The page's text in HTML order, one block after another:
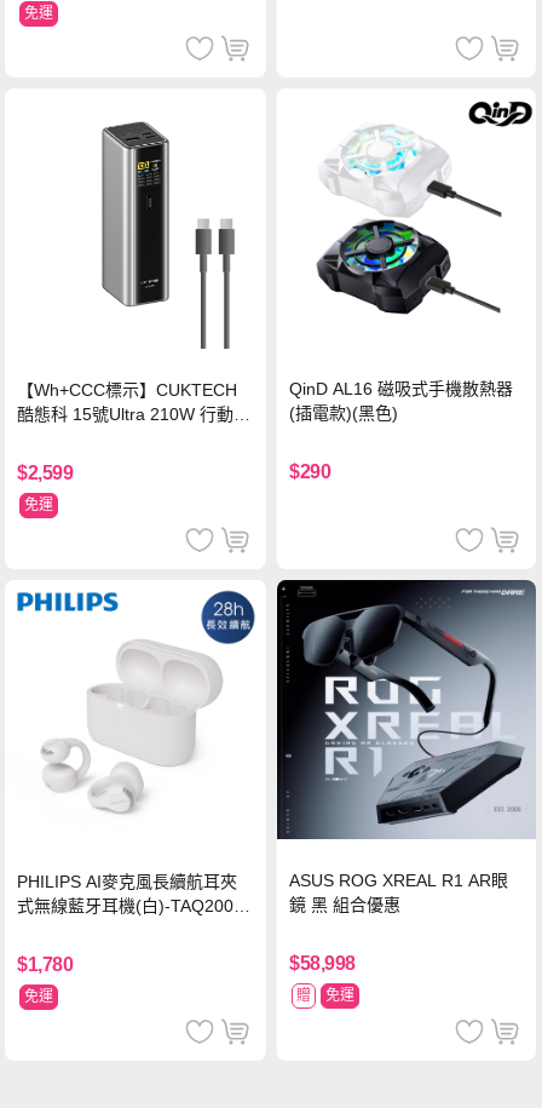
免運
【Wh+CCC標示】CUKTECH
酷態科 15號Ultra 210W 行動電
$2,599
免運
QinD AL16 磁吸式手機散熱器
(插電款)(黑色)
$290
PHILIPS AI麥克風長續航耳夾
式無線藍牙耳機(白)-TAQ2000
$1,780
免運
ASUS ROG XREAL R1 AR眼
鏡 黑 組合優惠
$58,998
贈 免運